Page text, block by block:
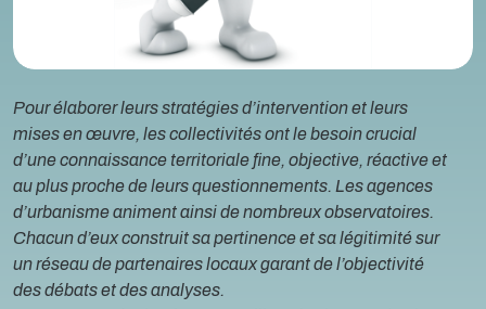
Pour élaborer leurs stratégies d’intervention et leurs
mises en œuvre, les collectivités ont le besoin crucial
d’une connaissance territoriale fine, objective, réactive et
au plus proche de leurs questionnements. Les agences
d’urbanisme animent ainsi de nombreux observatoires.
Chacun d’eux construit sa pertinence et sa légitimité sur
un réseau de partenaires locaux garant de l’objectivité
des débats et des analyses.